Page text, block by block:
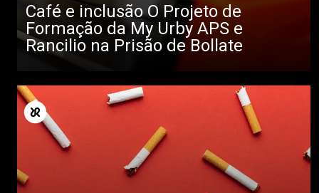
Café e inclusão O Projeto de
Formação da My Urby APS e
Rancilio na Prisão de Bollate